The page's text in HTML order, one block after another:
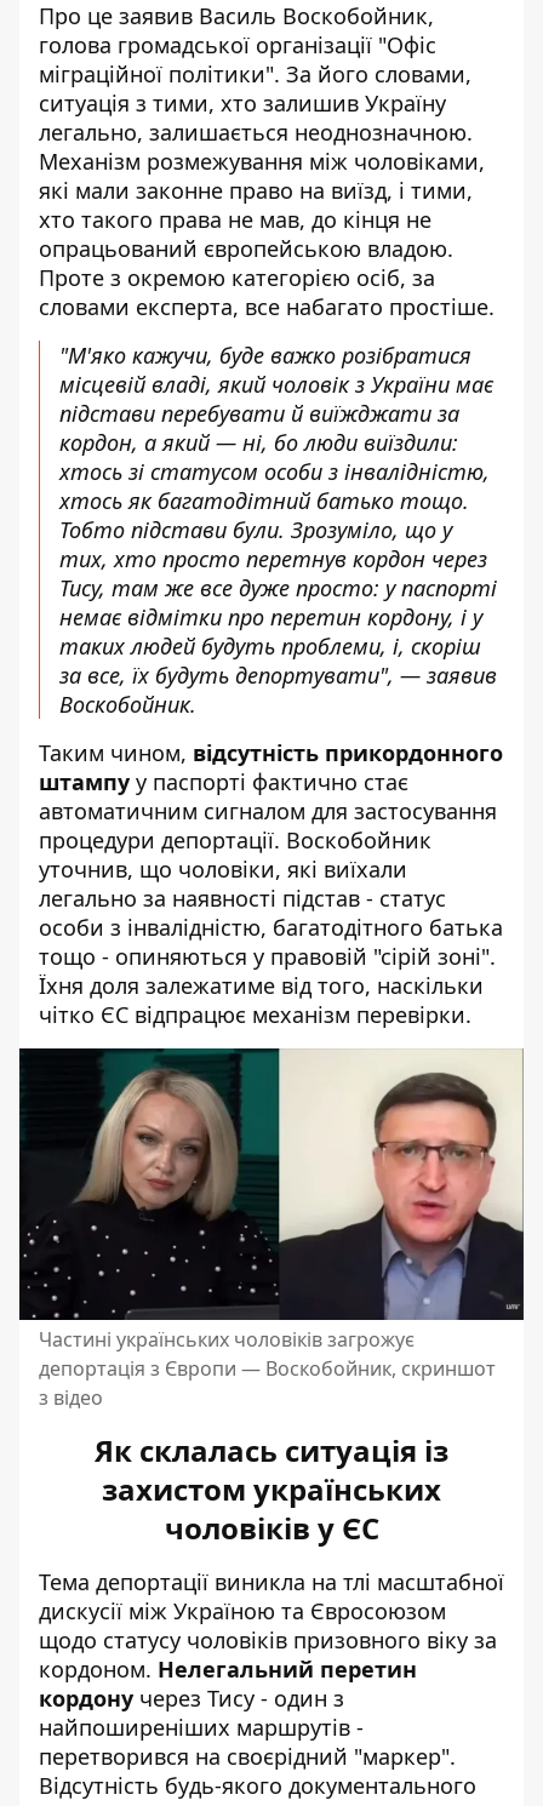
Про це заявив Василь Воскобойник,
голова громадської організації "Офіс
міграційної політики". За його словами,
ситуація з тими, хто залишив Україну
легально, залишається неоднозначною.
Механізм розмежування між чоловіками,
які мали законне право на виїзд, і тими,
хто такого права не мав, до кінця не
опрацьований європейською владою.
Проте з окремою категорією осіб, за
словами експерта, все набагато простіше.
"М'яко кажучи, буде важко розібратися
місцевій владі, який чоловік з України має
підстави перебувати й виїжджати за
кордон, а який — ні, бо люди виїздили:
хтось зі статусом особи з інвалідністю,
хтось як багатодітний батько тощо.
Тобто підстави були. Зрозуміло, що у
тих, хто просто перетнув кордон через
Тису, там же все дуже просто: у паспорті
немає відмітки про перетин кордону, і у
таких людей будуть проблеми, і, скоріш
за все, їх будуть депортувати", — заявив
Воскобойник.
Таким чином, відсутність прикордонного
штампу у паспорті фактично стає
автоматичним сигналом для застосування
процедури депортації. Воскобойник
уточнив, що чоловіки, які виїхали
легально за наявності підстав - статус
особи з інвалідністю, багатодітного батька
тощо - опиняються у правовій "сірій зоні".
Їхня доля залежатиме від того, наскільки
чітко ЄС відпрацює механізм перевірки.
Частині українських чоловіків загрожує
депортація з Європи — Воскобойник, скриншот
з відео
Як склалась ситуація із
захистом українських
чоловіків у ЄС
Тема депортації виникла на тлі масштабної
дискусії між Україною та Євросоюзом
щодо статусу чоловіків призовного віку за
кордоном. Нелегальний перетин
кордону через Тису - один з
найпоширеніших маршрутів -
перетворився на своєрідний "маркер".
Відсутність будь-якого документального